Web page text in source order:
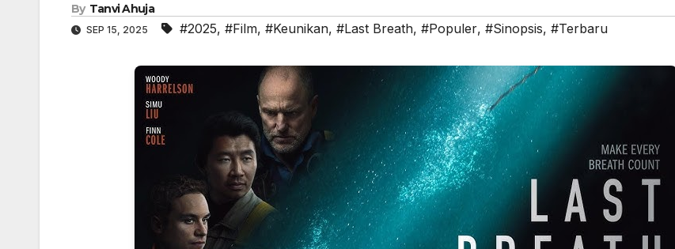
By Tanvi Ahuja
SEP 15, 2025 #2025, #Film, #Keunikan, #Last Breath, #Populer, #Sinopsis, #Terbaru